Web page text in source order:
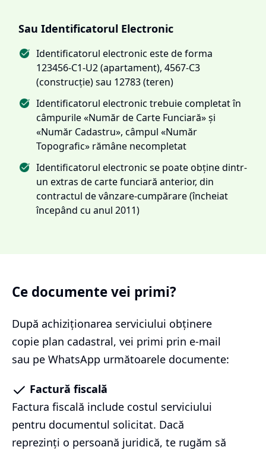
Sau Identificatorul Electronic
Identificatorul electronic este de forma
123456-C1-U2 (apartament), 4567-C3
(construcție) sau 12783 (teren)
Identificatorul electronic trebuie completat în
câmpurile «Număr de Carte Funciară» și
«Număr Cadastru», câmpul «Număr
Topografic» rămâne necompletat
Identificatorul electronic se poate obține dintr-
un extras de carte funciară anterior, din
contractul de vânzare-cumpărare (încheiat
începând cu anul 2011)
Ce documente vei primi?
După achiziționarea serviciului obținere
copie plan cadastral, vei primi prin e-mail
sau pe WhatsApp următoarele documente:
Factură fiscală
Factura fiscală include costul serviciului
pentru documentul solicitat. Dacă
reprezinți o persoană juridică, te rugăm să